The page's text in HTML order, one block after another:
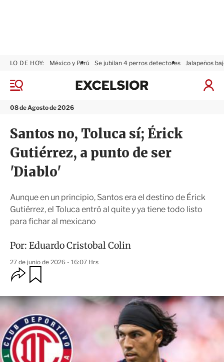
M
n
08 de Agosto de 2026
LO DE HOY: México y Perú Se jubilan 4 perros detectores Jalapeños
I
x
s
i
Santos no, Toluca sí; Érick
Gutiérrez, a punto de ser
'Diablo'
Aunque en un principio, Santos era el destino de Érick
Gutiérrez, el Toluca entró al quite y ya tiene todo listo
para fichar al mexicano
Por: Eduardo Cristobal Colin
27 de junio de 2026 - 16:07 Hrs
O
p
i
o
n
e
s
e
r
a
r